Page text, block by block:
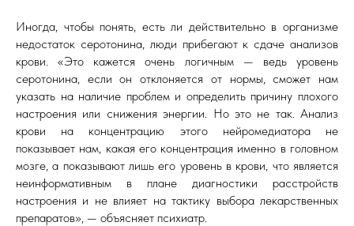
Иногда, чтобы понять, есть ли действительно в организме
недостаток серотонина, люди прибегают к сдаче анализов
крови. «Это кажется очень логичным — ведь уровень
серотонина, если он отклоняется от нормы, сможет нам
указать на наличие проблем и определить причину плохого
настроения или снижения энергии. Но это не так. Анализ
крови на концентрацию этого нейромедиатора не
показывает нам, какая его концентрация именно в головном
мозге, а показывают лишь его уровень в крови, что является
неинформативным в плане диагностики расстройств
настроения и не влияет на тактику выбора лекарственных
препаратов», — объясняет психиатр.